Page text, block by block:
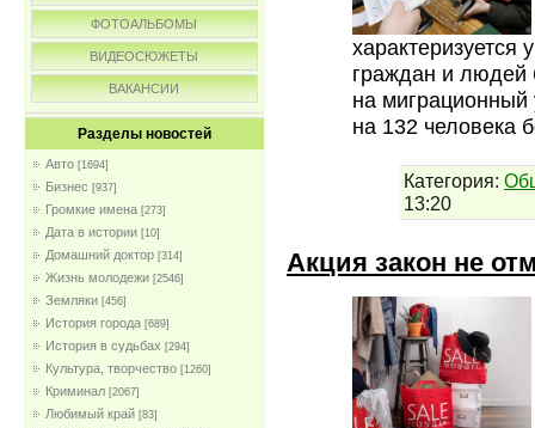
ФОТОАЛЬБОМЫ
ВИДЕОСЮЖЕТЫ
ВАКАНСИИ
Разделы новостей
Авто [1694]
Бизнес [937]
Громкие имена [273]
Дата в истории [10]
Домашний доктор [314]
Жизнь молодежи [2546]
Земляки [456]
История города [689]
История в судьбах [294]
Культура, творчество [1260]
Криминал [2067]
Любимый край [83]
граждан и людей
на миграционный
на 132 человека
Категория:
13:20
Акция закон не